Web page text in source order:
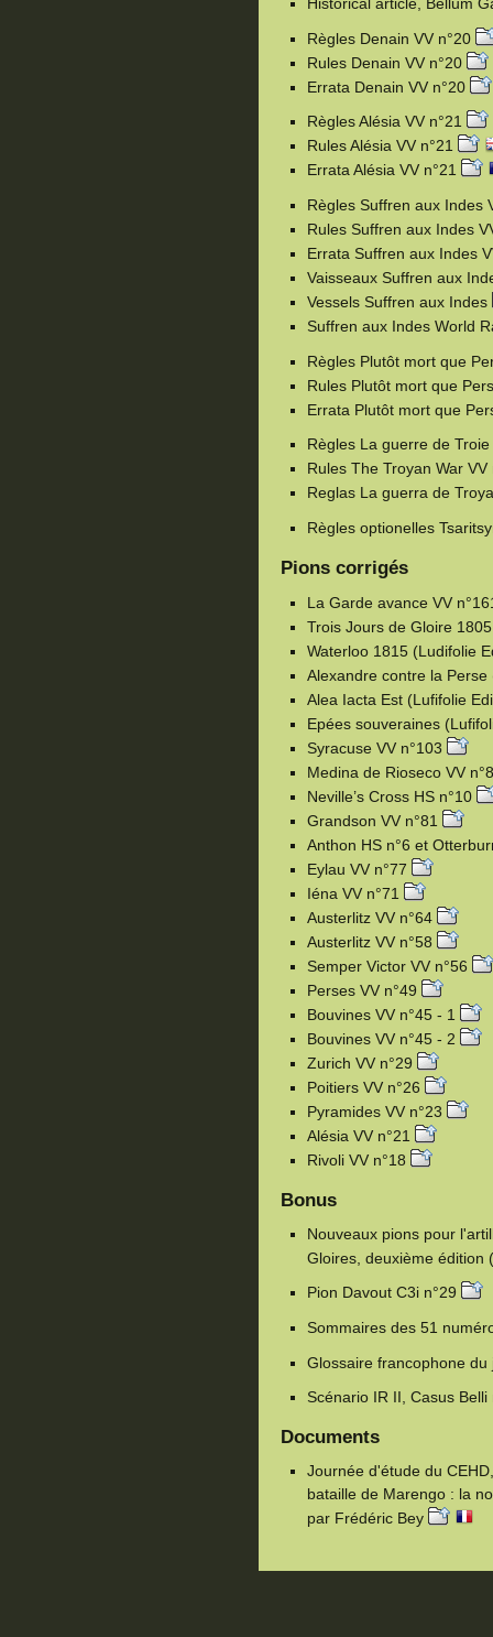
Historical article, Bellum
Règles Denain VV n°20
Rules Denain VV n°20
Errata Denain VV n°20
Règles Alésia VV n°21
Rules Alésia VV n°21
Errata Alésia VV n°21
Règles Suffren aux Indes
Rules Suffren aux Indes
Errata Suffren aux Indes
Vaisseaux Suffren aux
Vessels Suffren aux Indes
Suffren aux Indes World
Règles Plutôt mort que
Rules Plutôt mort que
Errata Plutôt mort que
Règles La guerre de
Rules The Troyan War
Reglas La guerra de
Règles optionelles
Pions corrigés
La Garde avance VV
Trois Jours de Gloire
Waterloo 1815 (Ludifolie
Alexandre contre la
Alea Iacta Est (Lufifolie
Epées souveraines
Syracuse VV n°103
Medina de Rioseco VV
Neville’s Cross HS n°10
Grandson VV n°81
Anthon HS n°6 et
Eylau VV n°77
Iéna VV n°71
Austerlitz VV n°64
Austerlitz VV n°58
Semper Victor VV n°56
Perses VV n°49
Bouvines VV n°45 - 1
Bouvines VV n°45 - 2
Zurich VV n°29
Poitiers VV n°26
Pyramides VV n°23
Alésia VV n°21
Rivoli VV n°18
Bonus
Nouveaux pions pour
Gloires, deuxième édition
Pion Davout C3i n°29
Sommaires des 51
Glossaire francophone
Scénario IR II, Casus
Documents
Journée d'étude du
bataille de Marengo : la
par Frédéric Bey